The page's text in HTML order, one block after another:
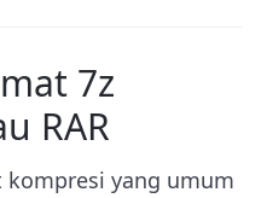
7z
RAR
kompresi yang umum